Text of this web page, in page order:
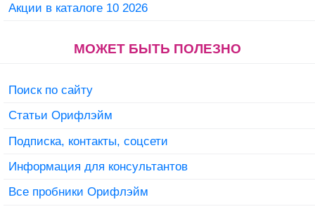
Акции в каталоге 10 2026
МОЖЕТ БЫТЬ ПОЛЕЗНО
Поиск по сайту
Статьи Орифлэйм
Подписка, контакты, соцсети
Информация для консультантов
Все пробники Орифлэйм